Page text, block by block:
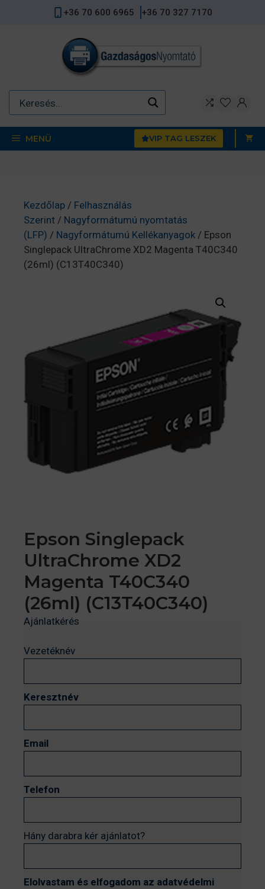
+36 70 600 6965 +36 70 327 7170
MENÜ VIP TAG LESZEK
Kezdőlap / Felhasználás
Szerint / Nagyformátumú nyomtatás
(LFP) / Nagyformátumú Kellékanyagok / Epson
Singlepack UltraChrome XD2 Magenta T40C340
(26ml) (C13T40C340)
Epson Singlepack
UltraChrome XD2
Magenta T40C340
(26ml) (C13T40C340)
Ajánlatkérés
Vezetéknév
Keresztnév
Email
Telefon
Hány darabra kér ajánlatot?
Elolvastam és elfogadom az adatvédelmi